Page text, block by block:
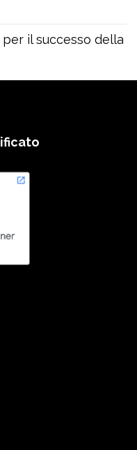
il successo della